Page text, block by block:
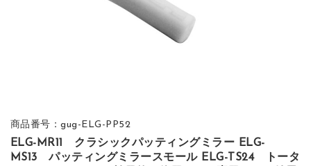
商品番号：gug-ELG-PP52
ELG-MR11 クラシックパッティングミラー ELG-
MS13 パッティングミラースモール ELG-TS24 トータ